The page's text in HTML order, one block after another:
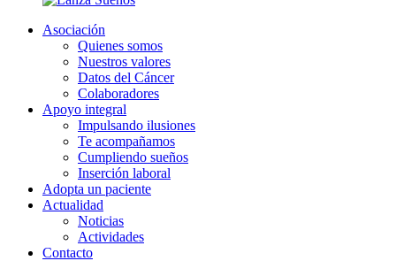
Asociación
Quienes somos
Nuestros valores
Datos del Cáncer
Colaboradores
Apoyo integral
Impulsando ilusiones
Te acompañamos
Cumpliendo sueños
Inserción laboral
Adopta un paciente
Actualidad
Noticias
Actividades
Contacto